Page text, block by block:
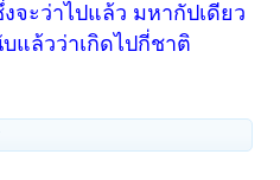
จะว่าไปแล้ว มหากัปเดียว
แล้วว่าเกิดไปกี่ชาติ